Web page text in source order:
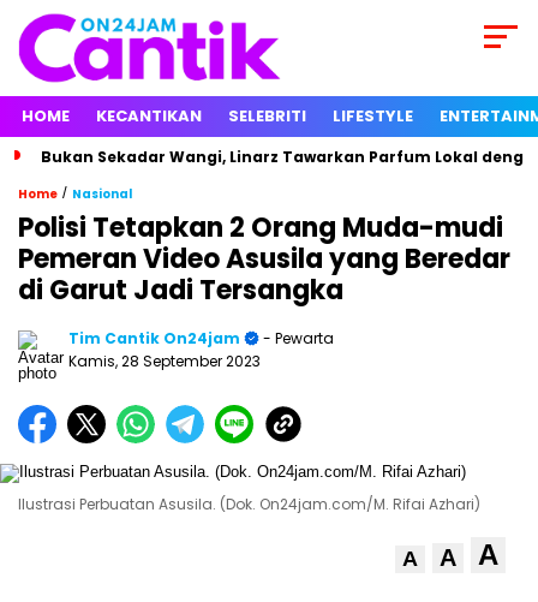
HOME KECANTIKAN SELEBRITI LIFESTYLE
Bukan Sekadar Wangi, Linarz Tawarkan Parfum Lokal
Home / Nasional
Polisi Tetapkan 2 Orang Muda-mudi
Pemeran Video Asusila yang Beredar
di Garut Jadi Tersangka
Tim Cantik On24jam
- Pewarta
Kamis, 28 September 2023
Ilustrasi Perbuatan Asusila. (Dok. On24jam.com/M. Rifai Azhari)
A A A